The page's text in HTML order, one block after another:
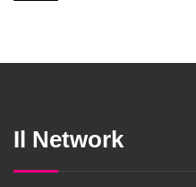
Il Network